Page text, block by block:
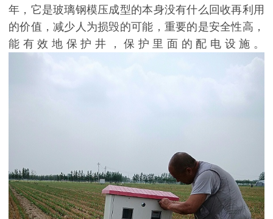
年，它是玻璃钢模压成型的本身没有什么回收再利用
的价值，减少人为损毁的可能，重要的是安全性高，
能有效地保护井，保护里面的配电设施。